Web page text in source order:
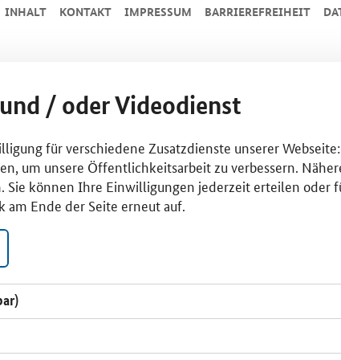
INHALT KONTAKT IMPRESSUM BARRIEREFREIHEIT
/ oder Videodienst
für verschiedene Zusatzdienste unserer
um unsere Öffentlichkeitsarbeit zu verbessern.
Sie können Ihre Einwilligungen jederzeit erteilen oder
Ende der Seite erneut auf.